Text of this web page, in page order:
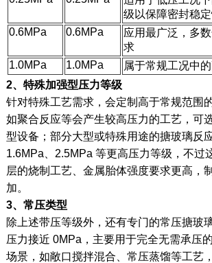
级以保障密封稳
0.6MPa
0.6MPa
应用最广泛，多
求
1.0MPa
1.0MPa
属于常规工况中
2、特殊加强型压力等级
针对特殊工艺需求，会定制高于常规范围
如聚合反应等会产生较高压力的工艺，可
型设备；部分大型或特殊用途的搪玻璃反
1.6MPa、2.5MPa 等更高压力等级，不过
层的烧制工艺、金属胎体强度要求更高，
加。
3、常压类型
除上述带压等级外，还有专门的常压搪玻
压力接近 0MPa，主要用于完全无需承压
场景，如敞口搅拌混合、常压蒸馏等工艺